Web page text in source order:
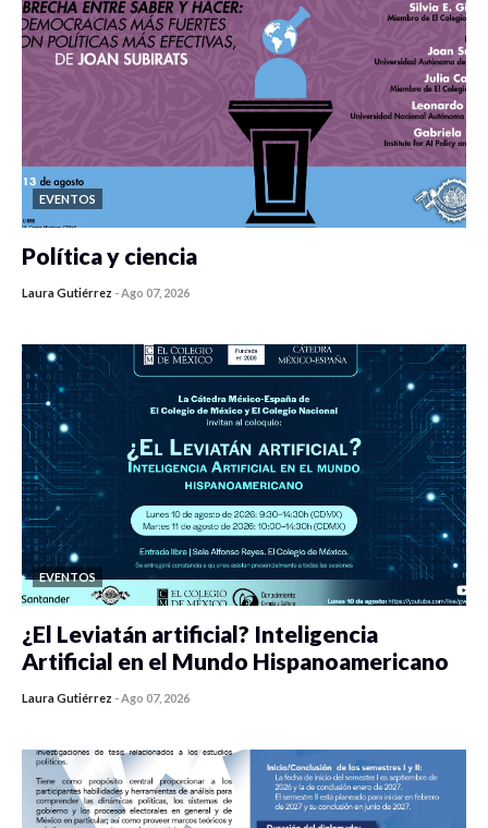
EVENTOS
Política y ciencia
Laura Gutiérrez -Ago 07, 2026
EVENTOS
¿El Leviatán artificial? Inteligencia
Artificial en el Mundo Hispanoamericano
Laura Gutiérrez -Ago 07, 2026